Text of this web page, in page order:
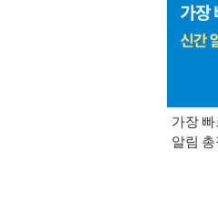
가장
알림